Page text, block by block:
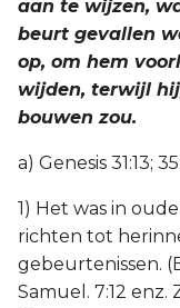
aan te wijzen,
beurt gevallen
op, om hem
wijden, terwijl
bouwen zou.
a) Genesis 31:13;
1) Het was in
richten tot
gebeurtenissen.
Samuel. 7:12 enz.